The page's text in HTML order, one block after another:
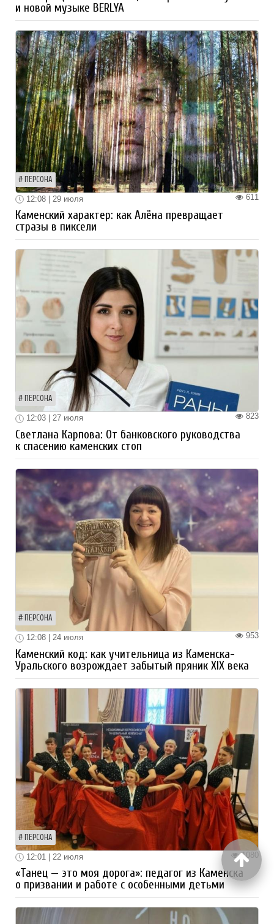
и новой музыке BERLYA
ПЕРСОНА
611
12:08 | 29 июля
Каменский характер: как Алёна превращает
стразы в пиксели
ПЕРСОНА
823
12:03 | 27 июля
Светлана Карпова: От банковского руководства
к спасению каменских стоп
ПЕРСОНА
953
12:08 | 24 июля
Каменский код: как учительница из Каменска-
Уральского возрождает забытый пряник XIX века
ПЕРСОНА
1080
12:01 | 22 июля
«Танец — это моя дорога»: педагог из Каменска
о призвании и работе с особенными детьми